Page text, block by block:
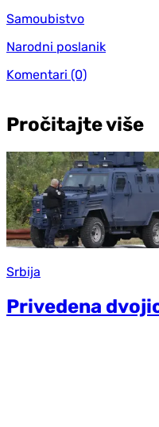
Samoubistvo
Narodni poslanik
Komentari (0)
Pročitajte više
Srbija
Privedena